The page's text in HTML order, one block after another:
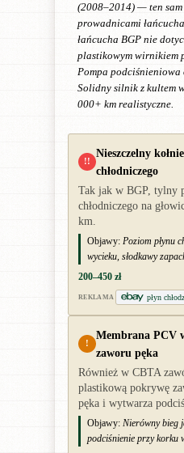
(2008–2014) — ten
prowadnicami
łańcucha BGP nie
plastikowym wirnikiem
Pompa
Solidny silnik z kultem
000+ km realistyczne.
!!
Nieszczelny
chłodniczego
Tak jak w BGP, tylny
chłodniczego na
km.
Objawy: Poziom płynu
wycieku, słodkawy
200–450 zł
REKLAMA płyn
!
Membrana PCV
zaworu pęka
Również w CBTA
plastikową pokrywę
pęka i wytwarza
Objawy: Nierówny bieg
podciśnienie przy korku